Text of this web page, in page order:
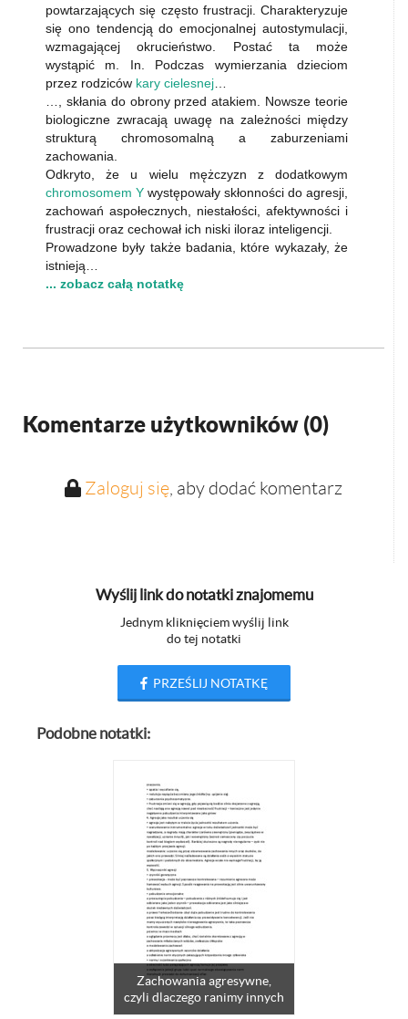
powtarzających się często frustracji. Charakteryzuje
się ono tendencją do emocjonalnej autostymulacji,
wzmagającej okrucieństwo. Postać ta może
wystąpić m. In. Podczas wymierzania dzieciom
przez rodziców kary cielesnej
…, skłania do obrony przed atakiem. Nowsze teorie
biologiczne zwracają uwagę na zależności między
strukturą chromosomalną a zaburzeniami
zachowania.
Odkryto, że u wielu mężczyzn z dodatkowym
chromosomem Y występowały skłonności do agresji,
zachowań aspołecznych, niestałości, afektywności i
frustracji oraz cechował ich niski iloraz inteligencji.
Prowadzone były także badania, które wykazały, że
istnieją…
... zobacz całą notatkę
Komentarze użytkowników (0)
Zaloguj się, aby dodać komentarz
Wyślij link do notatki znajomemu
Jednym kliknięciem wyślij link
do tej notatki
PRZEŚLIJ NOTATKĘ
Podobne notatki:
Zachowania agresywne,
czyli dlaczego ranimy innych